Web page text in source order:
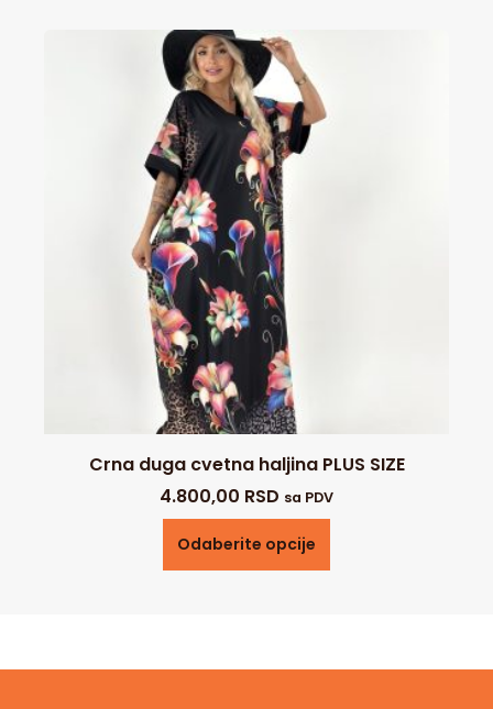
Crna duga cvetna haljina PLUS SIZE
4.800,00 RSD sa PDV
Odaberite opcije